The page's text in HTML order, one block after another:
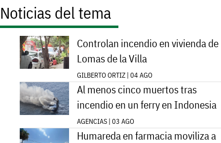
Noticias del tema
Controlan incendio en vivienda de
Lomas de la Villa
GILBERTO ORTIZ | 04 AGO
Al menos cinco muertos tras
incendio en un ferry en Indonesia
AGENCIAS | 03 AGO
Humareda en farmacia moviliza a